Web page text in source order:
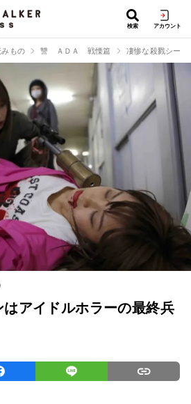
検索 アカウント
みもの 讐 ＡＤＡ 戦慄篇 凄惨な殺戮シー
アイドルホラーの最終兵